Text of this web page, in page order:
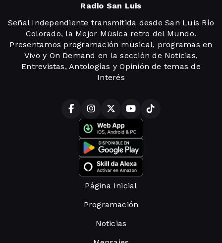
Radio San Luis
Señal Independiente transmitida desde San Luis Río
Colorado, la Mejor Música retro del Mundo.
Presentamos programación musical, programas en
Vivo y On Demand en la sección de Noticias,
Entrevistas, Antologías y Opinión de temas de
Interés
Página Inicial
Programación
Noticias